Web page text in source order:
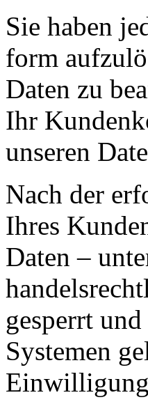
Sie haben
form
Daten zu
Ihr
unseren
Nach der
Ihres
Daten –
gesperrt
Systemen